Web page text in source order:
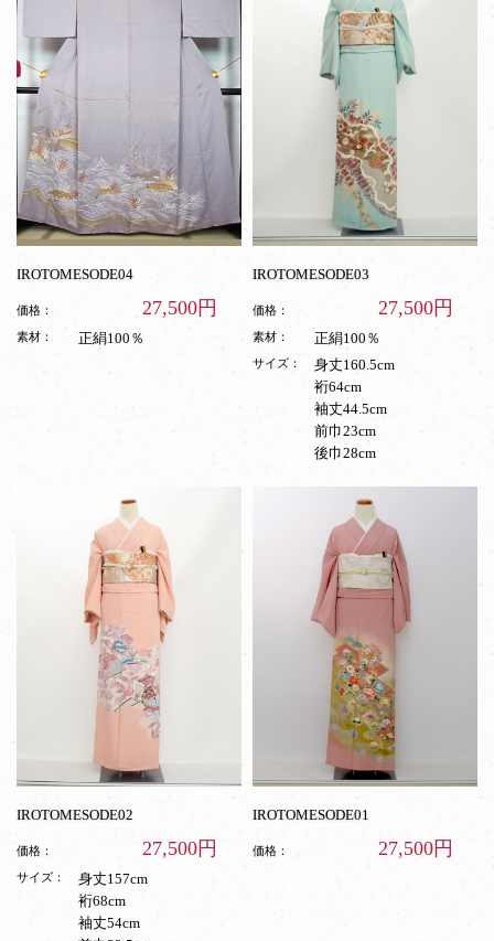
IROTOMESODE04
価格： 27,500円
素材： 正絹100％
IROTOMESODE03
価格： 27,500円
素材： 正絹100％
サイズ：
身丈160.5cm
裄64cm
袖丈44.5cm
前巾23cm
後巾28cm
IROTOMESODE02
価格： 27,500円
サイズ：
身丈157cm
裄68cm
袖丈54cm
IROTOMESODE01
価格： 27,500円